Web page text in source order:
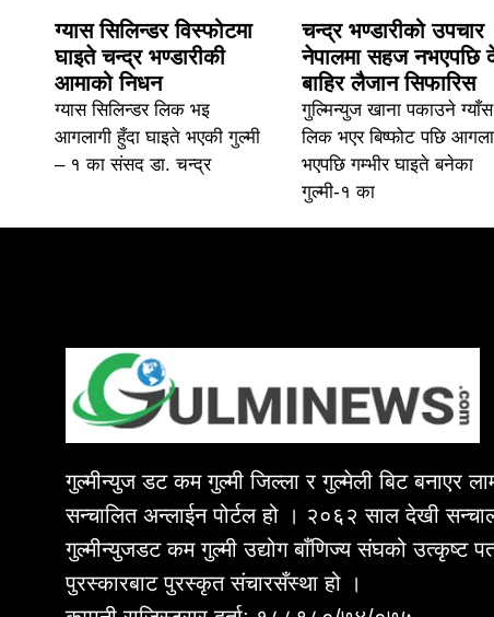
ग्यास सिलिन्डर विस्फोटमा
घाइते चन्द्र भण्डारीकी
आमाको निधन
ग्यास सिलिन्डर लिक भइ
आगलागी हुँदा घाइते भएकी गुल्मी
– १ का संसद डा. चन्द्र
चन्द्र भण्डारीको उपचार
नेपालमा सहज नभएपछि
बाहिर लैजान सिफारिस
गुल्मिन्युज खाना पकाउने ग्याँस
लिक भएर बिष्फोट पछि
भएपछि गम्भीर घाइते बनेका
गुल्मी-१ का
गुल्मीन्युज डट कम गुल्मी जिल्ला र गुल्मेली बिट बनाएर
सन्चालित अन्लाईन पोर्टल हो । २०६२ साल देखी
गुल्मीन्युजडट कम गुल्मी उद्योग बाँणिज्य संघको उत्कृष्ट
पुरस्कारबाट पुरस्कृत संचारसँस्था हो ।